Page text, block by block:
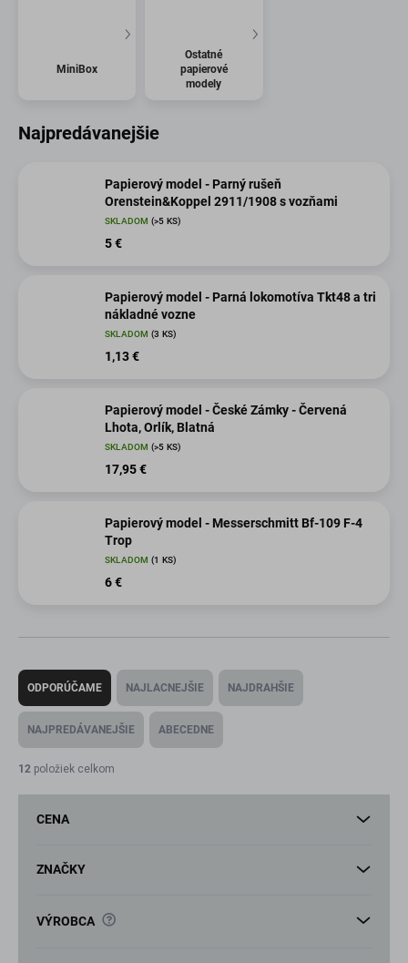
MiniBox
Ostatné
papierové
modely
Najpredávanejšie
Papierový model - Parný rušeň
Orenstein&Koppel 2911/1908 s vozňami
SKLADOM (>5 KS)
5 €
Papierový model - Parná lokomotíva Tkt48 a tri
nákladné vozne
SKLADOM (3 KS)
1,13 €
Papierový model - České Zámky - Červená
Lhota, Orlík, Blatná
SKLADOM (>5 KS)
17,95 €
Papierový model - Messerschmitt Bf-109 F-4
Trop
SKLADOM (1 KS)
6 €
R
d
n
i
ODPORÚČAME NAJLACNEJŠIE NAJDRAHŠIE
NAJPREDÁVANEJŠIE ABECEDNE
12 položiek celkom
CENA
ZNAČKY
VÝROBCA ?